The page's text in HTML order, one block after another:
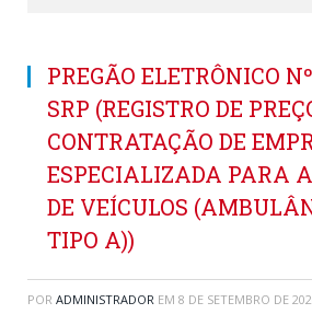
PREGÃO ELETRÔNICO
SRP (REGISTRO DE
CONTRATAÇÃO DE
ESPECIALIZADA PARA
DE VEÍCULOS
TIPO A))
POR ADMINISTRADOR EM 8 DE SETEMBRO DE